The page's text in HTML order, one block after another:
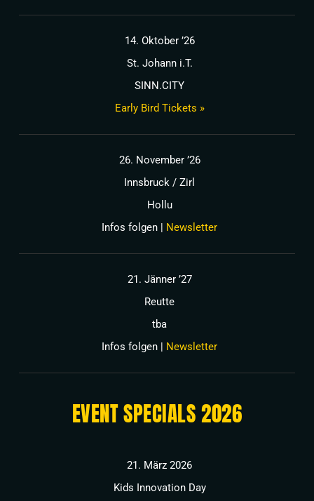
14. Oktober ’26
St. Johann i.T.
SINN.CITY
Early Bird Tickets »
26. November ’26
Innsbruck / Zirl
Hollu
Infos folgen | Newsletter
21. Jänner ’27
Reutte
tba
Infos folgen | Newsletter
EVENT SPECIALS 2026
21. März 2026
Kids Innovation Day